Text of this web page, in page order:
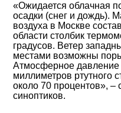
«Ожидается облачная
осадки (снег и дождь).
воздуха в Москве
области столбик
градусов. Ветер
местами возможны
Атмосферное давление
миллиметров ртутного
около 70 процентов», –
синоптиков.